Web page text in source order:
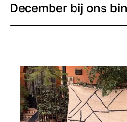
December bij ons